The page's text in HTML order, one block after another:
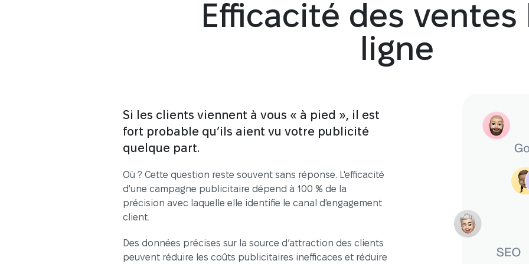
Efficacité des ventes
ligne
Si les clients viennent à vous « à pied », il est
fort probable qu’ils aient vu votre publicité
quelque part.
Où ? Cette question reste souvent sans réponse. L'efficacité
d'une campagne publicitaire dépend à 100 % de la
précision avec laquelle elle identifie le canal d'engagement
client.
Des données précises sur la source d’attraction des clients
peuvent réduire les coûts publicitaires inefficaces et réduire